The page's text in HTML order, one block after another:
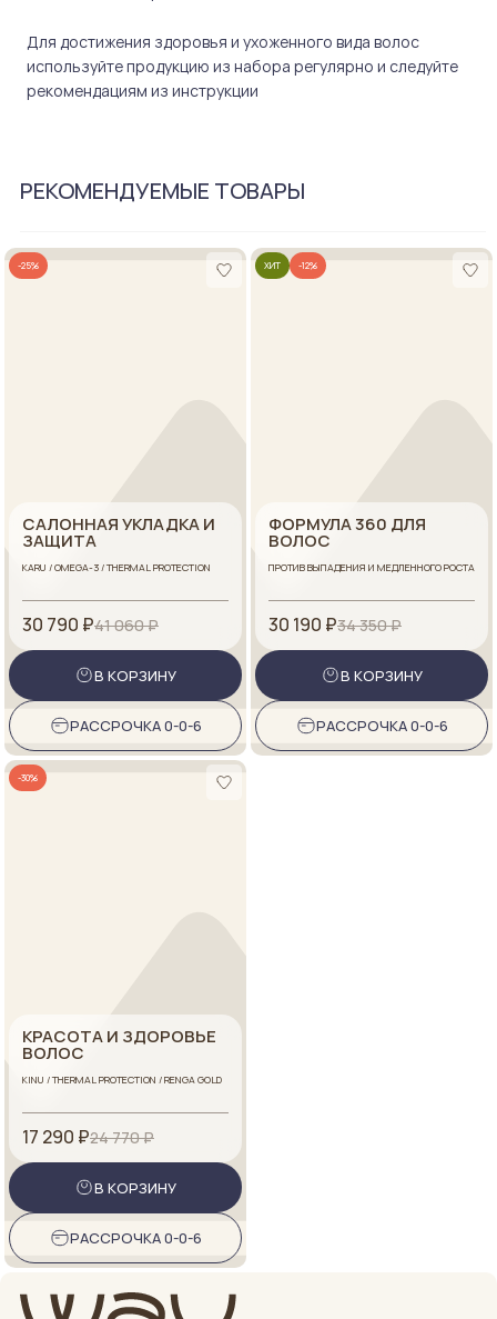
Для достижения здоровья и ухоженного вида волос
используйте продукцию из набора регулярно и следуйте
рекомендациям из инструкции
РЕКОМЕНДУЕМЫЕ ТОВАРЫ
-25%
САЛОННАЯ УКЛАДКА И
ЗАЩИТА
KARU / OMEGA-3 / THERMAL PROTECTION
30 790 ₽41 060 ₽
В КОРЗИНУ
РАССРОЧКА 0-0-6
ХИТ -12%
ФОРМУЛА 360 ДЛЯ
ВОЛОС
ПРОТИВ ВЫПАДЕНИЯ И МЕДЛЕННОГО РОСТА
30 190 ₽34 350 ₽
В КОРЗИНУ
РАССРОЧКА 0-0-6
-30%
КРАСОТА И ЗДОРОВЬЕ
ВОЛОС
KINU / THERMAL PROTECTION / RENGA GOLD
17 290 ₽24 770 ₽
В КОРЗИНУ
РАССРОЧКА 0-0-6